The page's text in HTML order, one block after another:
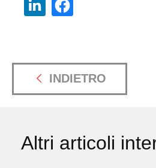
INDIETRO
Altri articoli